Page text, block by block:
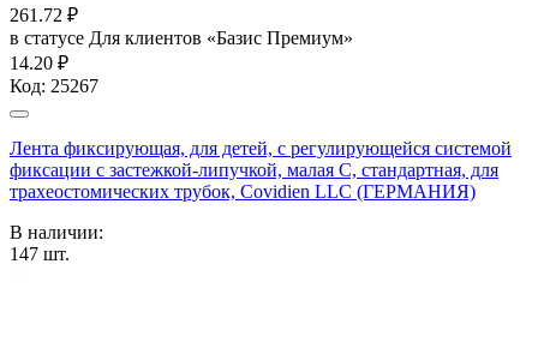
261.72 ₽
в статусе Для клиентов «Базис Премиум»
14.20 ₽
Код: 25267
Лента фиксирующая, для детей, с регулирующейся системой
фиксации с застежкой-липучкой, малая С, стандартная, для
трахеостомических трубок, Covidien LLC (ГЕРМАНИЯ)
В наличии:
147 шт.